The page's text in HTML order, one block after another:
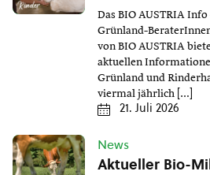
Das BIO AUSTRIA
Grünland-
von BIO AUSTRIA
aktuellen
Grünland und
viermal jährlich […]
21. Juli 2026
News
Aktueller Bio-